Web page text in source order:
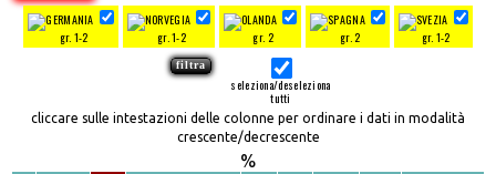
gr. 1-2 gr. 1-2 gr. 2 gr. 2 gr. 1-2
seleziona/deseleziona
tutti
cliccare sulle intestazioni delle colonne per ordinare i dati in modalità
crescente/decrescente
%